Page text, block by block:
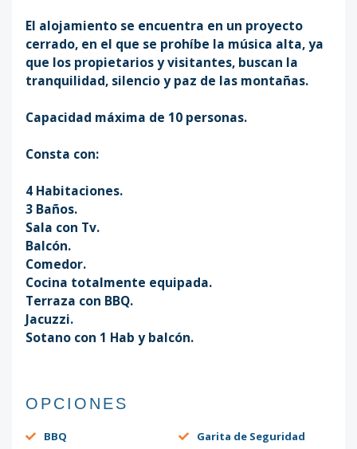
El alojamiento se encuentra en un proyecto
cerrado, en el que se prohíbe la música alta, ya
que los propietarios y visitantes, buscan la
tranquilidad, silencio y paz de las montañas.
Capacidad máxima de 10 personas.
Consta con:
4 Habitaciones.
3 Baños.
Sala con Tv.
Balcón.
Comedor.
Cocina totalmente equipada.
Terraza con BBQ.
Jacuzzi.
Sotano con 1 Hab y balcón.
OPCIONES
BBQ Garita de Seguridad